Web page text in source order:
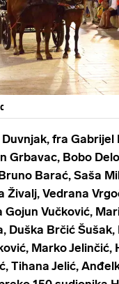
fra Gabrijel
Grbavac, Bobo
Barać, Saša
Živalj, Vedrana
Gojun Vučković,
Duška Brčić Šušak,
Marko Jelinčić,
Tihana Jelić,